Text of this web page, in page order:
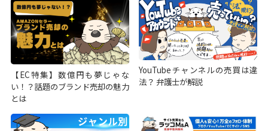
【EC特集】数億円も夢じゃな
い！？話題のブランド売却の魅力
とは
YouTubeチャンネルの売買は違
法？ 弁護士が解説